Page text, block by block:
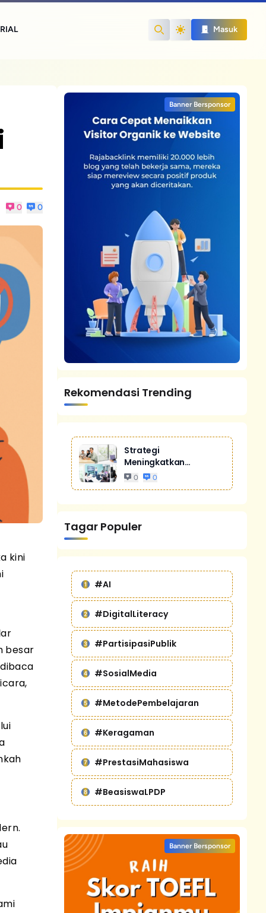
Search
Masuk
0 0
kini
besar
Banner Bersponsor
Rekomendasi Trending
Strategi
Meningkatkan
Penjualan Melalui
0 0
Tagar Populer
#AI
#DigitalLiteracy
#PartisipasiPublik
#SosialMedia
#MetodePembelajaran
#Keragaman
#PrestasiMahasiswa
#BeasiswaLPDP
Banner Bersponsor